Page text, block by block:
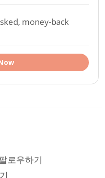
money-back
로우하기